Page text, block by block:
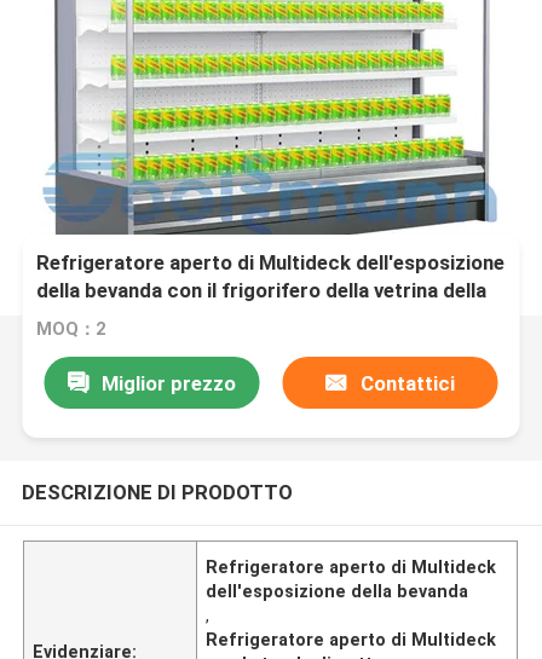
Refrigeratore aperto di Multideck dell'esposizione
della bevanda con il frigorifero della vetrina della
tenda di notte
MOQ：2
Miglior prezzo Contattici
DESCRIZIONE DI PRODOTTO
Evidenziare:
Refrigeratore aperto di Multideck
dell'esposizione della bevanda
,
Refrigeratore aperto di Multideck